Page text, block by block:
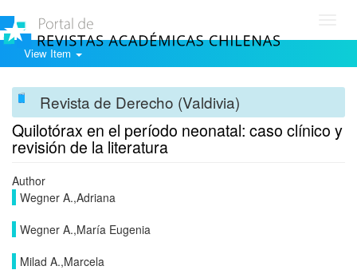
View Item
Revista de Derecho (Valdivia)
Quilotórax en el período neonatal: caso clínico y
revisión de la literatura
Author
Wegner A.,Adriana
Wegner A.,María Eugenia
Milad A.,Marcela